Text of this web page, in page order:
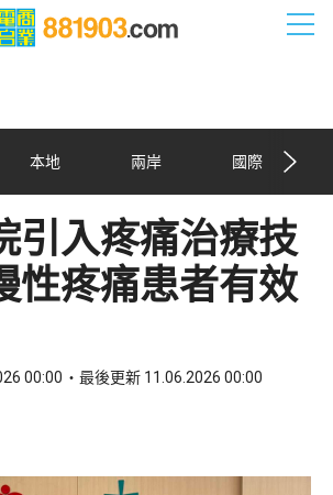
本地 兩岸 國際
引入疼痛治療技
疼痛患者有效
00:00 最後更新 11.06.2026 00:00